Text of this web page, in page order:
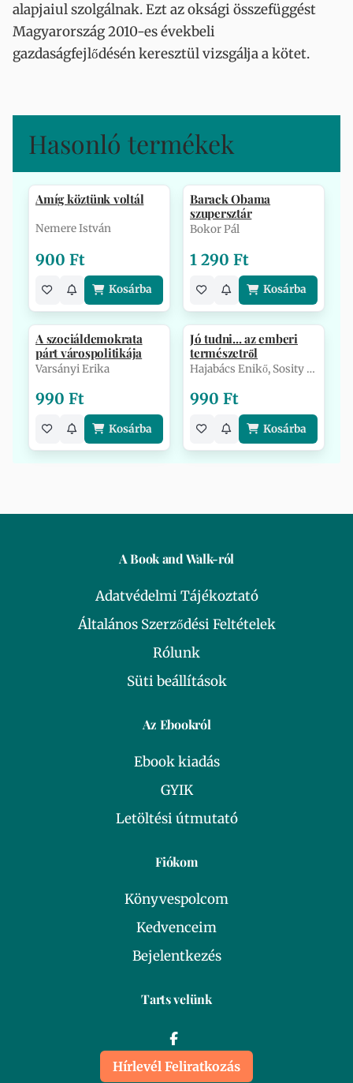
alapjaiul szolgálnak. Ezt az oksági összefüggést
Magyarország 2010-es évekbeli
gazdaságfejlődésén keresztül vizsgálja a kötet.
Hasonló termékek
Amíg köztünk voltál
Nemere István
900 Ft
Kosárba
Barack Obama
szupersztár
Bokor Pál
1 290 Ft
Kosárba
A szociáldemokrata
párt várospolitikája
Varsányi Erika
990 Ft
Kosárba
Jó tudni... az emberi
természetről
Hajabács Enikő, Sosity Beáta
990 Ft
Kosárba
A Book and Walk-ról
Adatvédelmi Tájékoztató
Általános Szerződési Feltételek
Rólunk
Süti beállítások
Az Ebookról
Ebook kiadás
GYIK
Letöltési útmutató
Fiókom
Könyvespolcom
Kedvenceim
Bejelentkezés
Tarts velünk
Hírlevél Feliratkozás